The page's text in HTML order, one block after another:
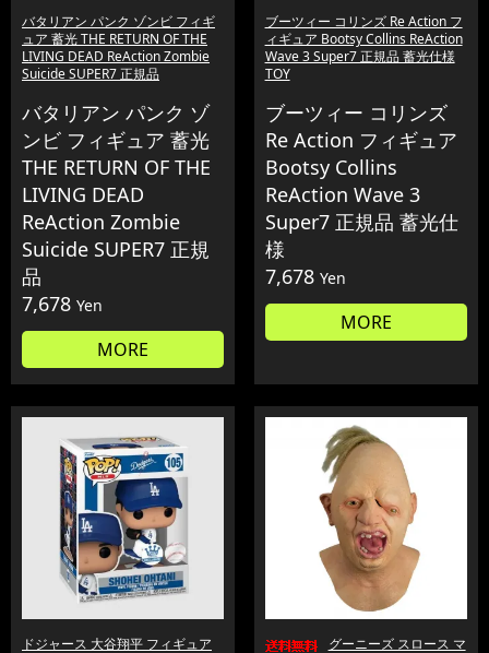
バタリアン パンク ゾンビ フィギ
ュア 蓄光 THE RETURN OF THE
LIVING DEAD ReAction Zombie
Suicide SUPER7 正規品
バタリアン パンク ゾ
ンビ フィギュア 蓄光
THE RETURN OF THE
LIVING DEAD
ReAction Zombie
Suicide SUPER7 正規
品
7,678 Yen
MORE
ブーツィー コリンズ Re Action フ
ィギュア Bootsy Collins ReAction
Wave 3 Super7 正規品 蓄光仕様
TOY
ブーツィー コリンズ
Re Action フィギュア
Bootsy Collins
ReAction Wave 3
Super7 正規品 蓄光仕
様
7,678 Yen
MORE
ドジャース 大谷翔平 フィギュア
グーニーズ スロース マ